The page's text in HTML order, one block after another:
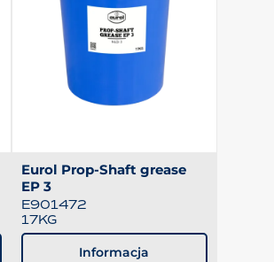
Eurol Prop-Shaft grease
EP 3
E901472
17KG
Informacja